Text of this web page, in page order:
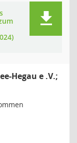
Hegau e .V.;